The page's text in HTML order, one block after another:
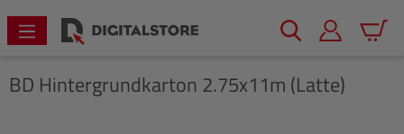
springen
BD Hintergrundkarton 2.75x11m (Latte)